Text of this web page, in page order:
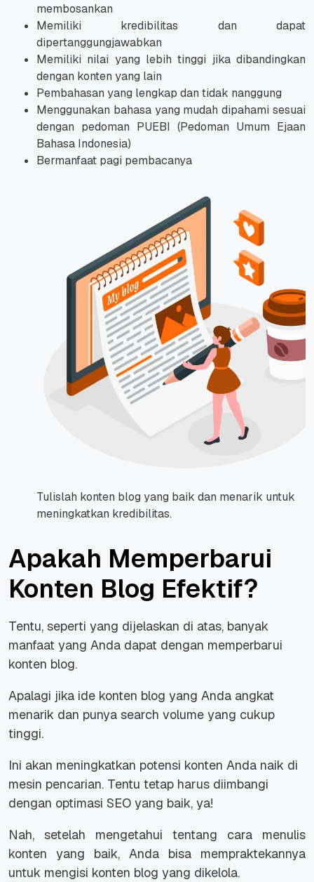
membosankan
Memiliki kredibilitas dan dapat
dipertanggungjawabkan
Memiliki nilai yang lebih tinggi jika dibandingkan
dengan konten yang lain
Pembahasan yang lengkap dan tidak nanggung
Menggunakan bahasa yang mudah dipahami sesuai
dengan pedoman PUEBI (Pedoman Umum Ejaan
Bahasa Indonesia)
Bermanfaat pagi pembacanya
Tulislah konten blog yang baik dan menarik untuk
meningkatkan kredibilitas.
Apakah Memperbarui
Konten Blog Efektif?
Tentu, seperti yang dijelaskan di atas, banyak
manfaat yang Anda dapat dengan memperbarui
konten blog.
Apalagi jika ide konten blog yang Anda angkat
menarik dan punya search volume yang cukup
tinggi.
Ini akan meningkatkan potensi konten Anda naik di
mesin pencarian. Tentu tetap harus diimbangi
dengan optimasi SEO yang baik, ya!
Nah, setelah mengetahui tentang cara menulis
konten yang baik, Anda bisa mempraktekannya
untuk mengisi konten blog yang dikelola.